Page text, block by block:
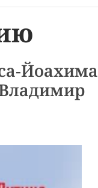
Йоахима